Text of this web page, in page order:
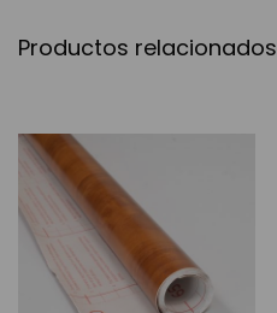
Productos relacionados